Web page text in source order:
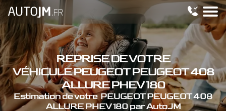
REPRISE DE VOTRE
VÉHICULE PEUGEOT PEUGEOT 408
ALLURE PHEV 180
Estimation de votre PEUGEOT PEUGEOT 408
ALLURE PHEV 180 par AutoJM